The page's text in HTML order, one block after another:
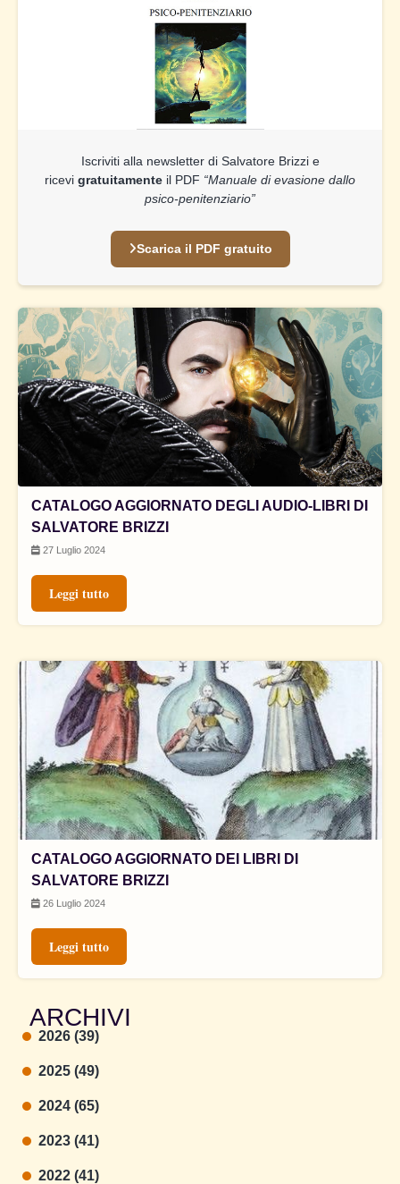
Iscriviti alla newsletter di Salvatore Brizzi e
ricevi gratuitamente il PDF “Manuale di evasione dallo
psico-penitenziario”
Scarica il PDF gratuito
CATALOGO AGGIORNATO DEGLI AUDIO-LIBRI DI
SALVATORE BRIZZI
27 Luglio 2024
Leggi tutto
CATALOGO AGGIORNATO DEI LIBRI DI
SALVATORE BRIZZI
26 Luglio 2024
Leggi tutto
ARCHIVI
2026 (39)
2025 (49)
2024 (65)
2023 (41)
2022 (41)